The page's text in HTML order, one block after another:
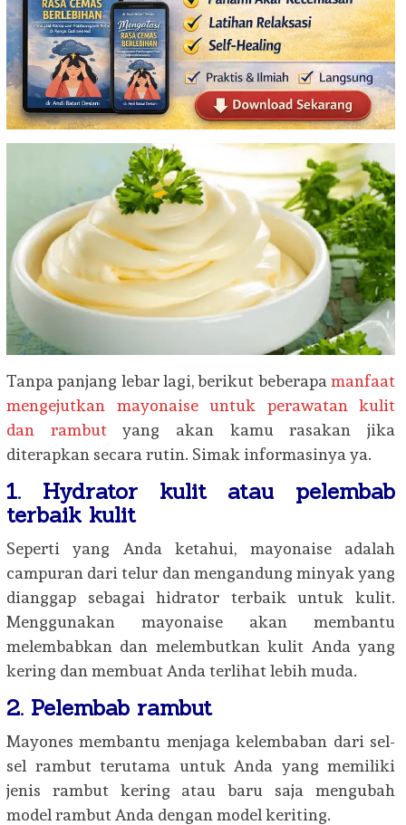
Tanpa panjang lebar lagi, berikut beberapa manfaat
mengejutkan mayonaise untuk perawatan kulit
dan rambutyang akan kamu rasakan jika
diterapkan secara rutin. Simak informasinya ya.
1. Hydrator kulit atau pelembab
terbaik kulit
Seperti yang Anda ketahui, mayonaise adalah
campuran dari telur dan mengandung minyak yang
dianggap sebagai hidrator terbaik untuk kulit.
Menggunakan mayonaise akan membantu
melembabkan dan melembutkan kulit Anda yang
kering dan membuat Anda terlihat lebih muda.
2. Pelembab rambut
Mayones membantu menjaga kelembaban dari sel-
sel rambut terutama untuk Anda yang memiliki
jenis rambut kering atau baru saja mengubah
model rambut Anda dengan model keriting.